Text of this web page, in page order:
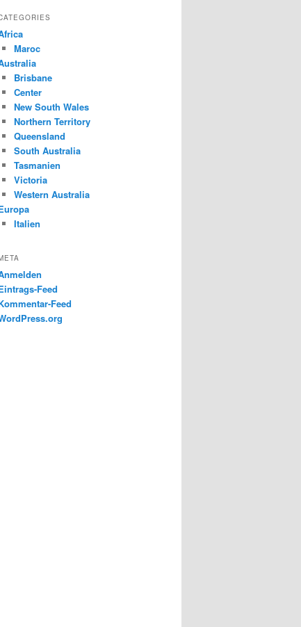
Maroc
Brisbane
Center
New South Wales
Northern Territory
Queensland
South Australia
Tasmanien
Victoria
Western Australia
Italien
Feed
Feed